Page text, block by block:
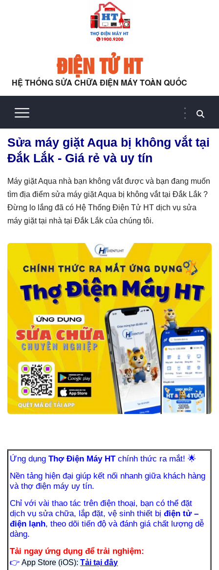
ĐIỆN TỬ HT
HỆ THỐNG SỬA CHỮA ĐIỆN MÁY TOÀN QUỐC
Sửa máy giặt Aqua bị không vắt tại
Đắk Lắk - Giá rẻ và uy tín
Máy giặt Aqua nhà bạn không vắt được và bạn đang muốn
tìm địa điểm sửa máy giặt Aqua bị không vắt tại Đắk Lắk ?
Đừng lo lắng đã có Hệ Thống Điện Tử HT dịch vụ sửa
máy giặt tại nhà tại Đắk Lắk của chúng tôi.
Ứng dụngThợ Điện Máy HTchính thức ra mắt!🌟
Nền tảng hiện đại giúp kết nối nhanh giữa khách hàng
và thợ điện máy uy tín.
Chỉ với vài thao tác trên điện thoại, bạn có thể đặt
dịch vụ sửa chữa, lắp đặt, vệ sinh thiết bịđiện tử –
điện lạnh, theo dõi tiến độ và đánh giá chất lượng dễ
dàng.
Tải ngay ứng dụng để trải nghiệm:
👉 App Store (iOS):Tải tại đây